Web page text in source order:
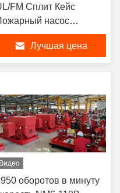
FM Сплит Кейс
насос
мотор
Лучшая цена
Видео
оборотов в минуту